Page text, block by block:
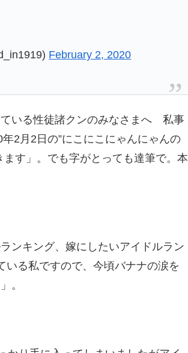
February 2, 2020
ている性徒諸クンのみなさまへ 私事
2月2日の”にこにこにゃんにゃんの
す」。でも字がとっても達筆で。本
ンキング、嫁にしたいアイドルラン
る私ですので、今頃バナナの涙を
。